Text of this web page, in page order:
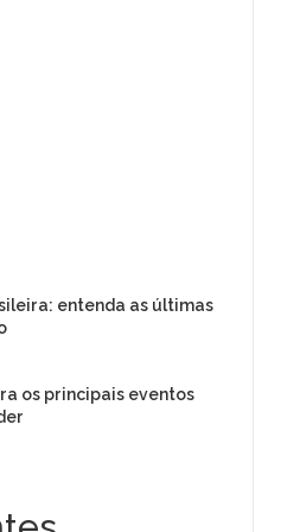
entenda as últimas
os principais eventos